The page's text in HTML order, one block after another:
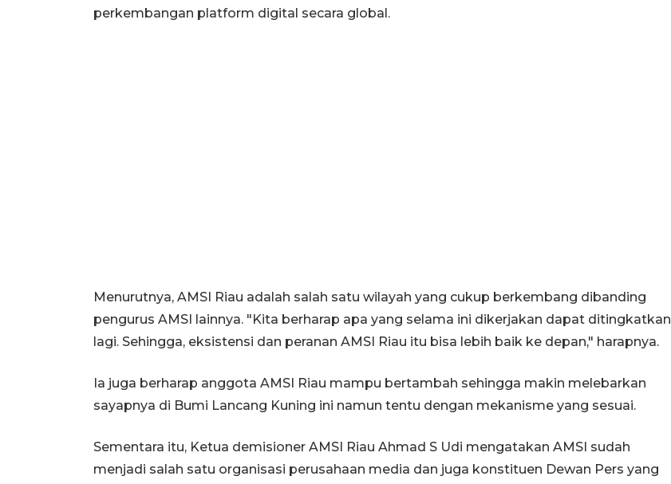
perkembangan platform digital secara global.
Menurutnya, AMSI Riau adalah salah satu wilayah yang cukup berkembang dibanding
pengurus AMSI lainnya. "Kita berharap apa yang selama ini dikerjakan dapat ditingkatkan
lagi. Sehingga, eksistensi dan peranan AMSI Riau itu bisa lebih baik ke depan," harapnya.
Ia juga berharap anggota AMSI Riau mampu bertambah sehingga makin melebarkan
sayapnya di Bumi Lancang Kuning ini namun tentu dengan mekanisme yang sesuai.
Sementara itu, Ketua demisioner AMSI Riau Ahmad S Udi mengatakan AMSI sudah
menjadi salah satu organisasi perusahaan media dan juga konstituen Dewan Pers yang